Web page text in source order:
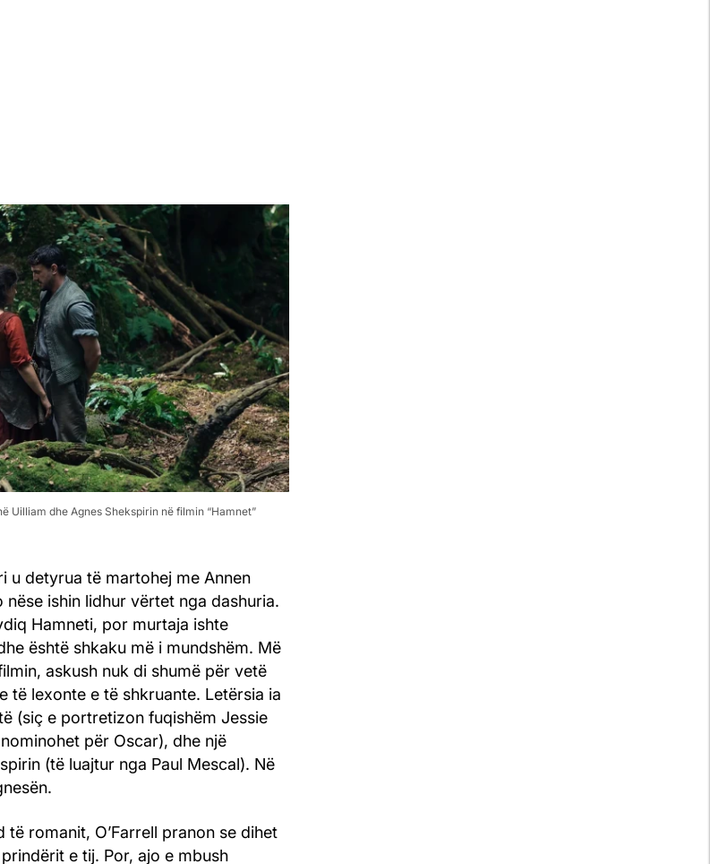
Uilliam dhe Agnes Shekspirin në filmin “Hamnet”
u detyrua të martohej me Annen
ishin lidhur vërtet nga dashuria.
Hamneti, por murtaja ishte
është shkaku më i mundshëm. Më
askush nuk di shumë për vetë
të lexonte e të shkruante. Letërsia ia
(siç e portretizon fuqishëm Jessie
për Oscar), dhe një
(të luajtur nga Paul Mescal). Në
të romanit, O’Farrell pranon se dihet
e tij. Por, ajo e mbush